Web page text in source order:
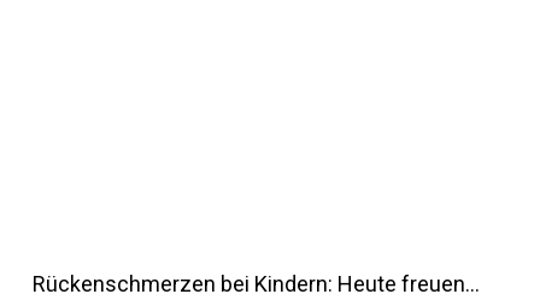
Rückenschmerzen bei Kindern: Heute freuen…